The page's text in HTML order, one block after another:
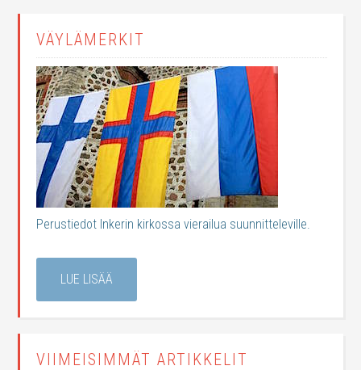
VÄYLÄMERKIT
Perustiedot Inkerin kirkossa vierailua suunnitteleville.
LUE LISÄÄ
VIIMEISIMMÄT ARTIKKELIT